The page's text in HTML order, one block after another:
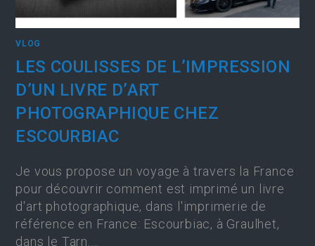
VLOG
LES COULISSES DE L’IMPRESSION
D’UN LIVRE D’ART
PHOTOGRAPHIQUE CHEZ
ESCOURBIAC
Je vous propose un voyage à travers la France
pour découvrir comment est imprimé un livre
d'art photographique, dans l'imprimerie de
référence en France: Escourbiac, à Graulhet,
dans le Tarn.…